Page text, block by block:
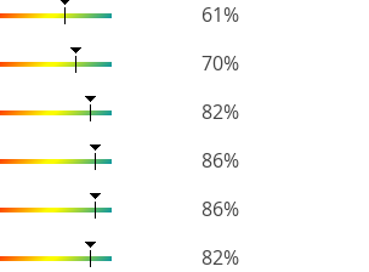
61%
70%
82%
86%
86%
82%